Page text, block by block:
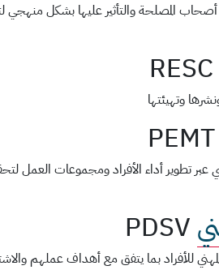
المصلحة والتأثير عليها بشكل منهجي
RESC
وتهيئتها
PEMT
تطوير أداء الأفراد ومجموعات العمل
PDSV
للأفراد بما يتفق مع أهداف عملهم